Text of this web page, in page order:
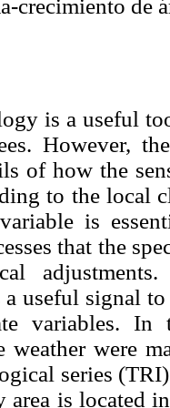
crecimiento de
is a useful
However,
of how the
to the local
is
that the
a useful signal
variables.
weather were
series
area is located